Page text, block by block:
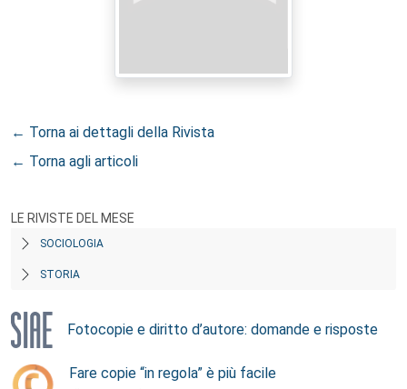
← Torna ai dettagli della Rivista
← Torna agli articoli
LE RIVISTE DEL MESE
SOCIOLOGIA
STORIA
Fotocopie e diritto d’autore: domande e risposte
Fare copie “in regola” è più facile